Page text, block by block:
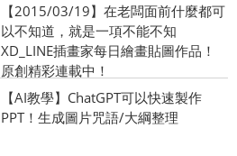
【2015/03/19】在老闆面前什麼都可
以不知道，就是一項不能不知
XD_LINE插畫家每日繪畫貼圖作品！
原創精彩連載中！
【AI教學】ChatGPT可以快速製作
PPT！生成圖片咒語/大綱整理